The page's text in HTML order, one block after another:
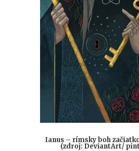
Ianus – rímsky boh
(zdroj: DeviantArt/